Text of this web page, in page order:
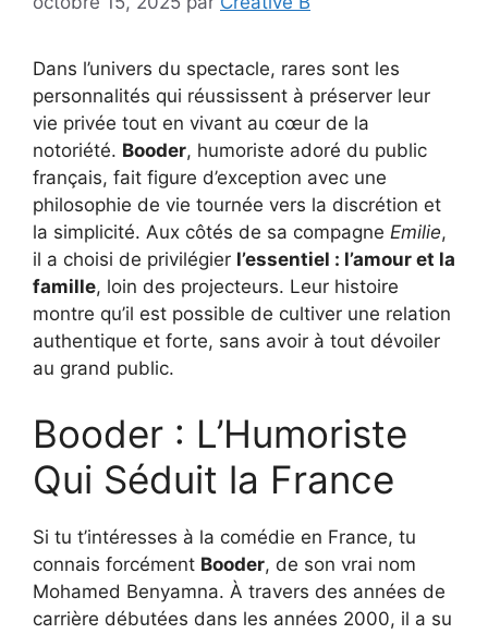
Dans l’univers du spectacle, rares sont les
personnalités qui réussissent à préserver leur
vie privée tout en vivant au cœur de la
notoriété. Booder, humoriste adoré du public
français, fait figure d’exception avec une
philosophie de vie tournée vers la discrétion et
la simplicité. Aux côtés de sa compagne Emilie,
il a choisi de privilégier l’essentiel : l’amour et la
famille, loin des projecteurs. Leur histoire
montre qu’il est possible de cultiver une relation
authentique et forte, sans avoir à tout dévoiler
au grand public.
Booder : L’Humoriste
Qui Séduit la France
Si tu t’intéresses à la comédie en France, tu
connais forcément Booder, de son vrai nom
Mohamed Benyamna. À travers des années de
carrière débutées dans les années 2000, il a su